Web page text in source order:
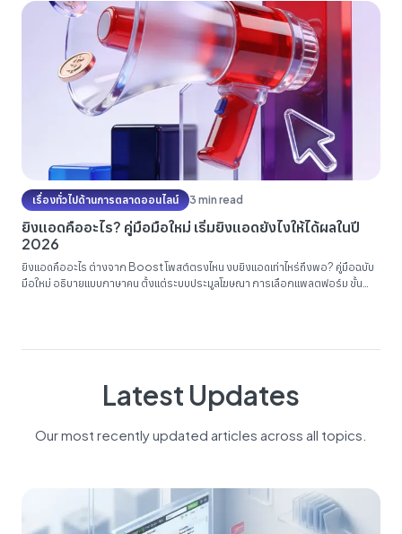
เรื่องทั่วไปด้านการตลาดออนไลน์ 3 min read
ยิงแอดคืออะไร? คู่มือมือใหม่ เริ่มยิงแอดยังไงให้ได้ผลในปี
2026
ยิงแอดคืออะไร ต่างจาก Boost โพสต์ตรงไหน งบยิงแอดเท่าไหร่ถึงพอ? คู่มือฉบับ
มือใหม่ อธิบายแบบภาษาคน ตั้งแต่ระบบประมูลโฆษณา การเลือกแพลตฟอร์ม ขั้น
Latest Updates
Our most recently updated articles across all topics.